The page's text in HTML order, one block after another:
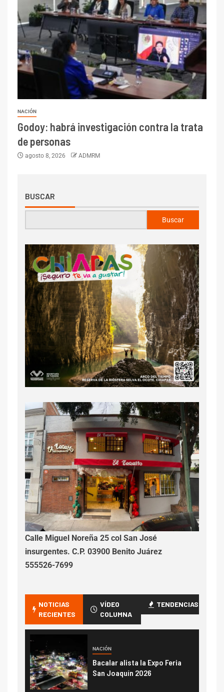
NACIÓN
Godoy: habrá investigación contra la trata
de personas
agosto 8, 2026 ADMRM
BUSCAR
Buscar
Calle Miguel Noreña 25 col San José
insurgentes. C.P. 03900 Benito Juárez
555526-7699
NOTICIAS
RECIENTES
VÍDEO
COLUMNA
TENDENCIAS
NACIÓN
Bacalar alista la Expo Feria
San Joaquín 2026